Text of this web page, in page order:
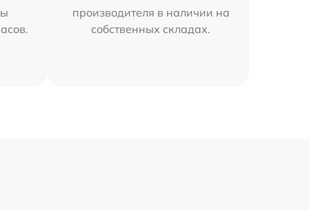
производителя в наличии на
собственных складах.